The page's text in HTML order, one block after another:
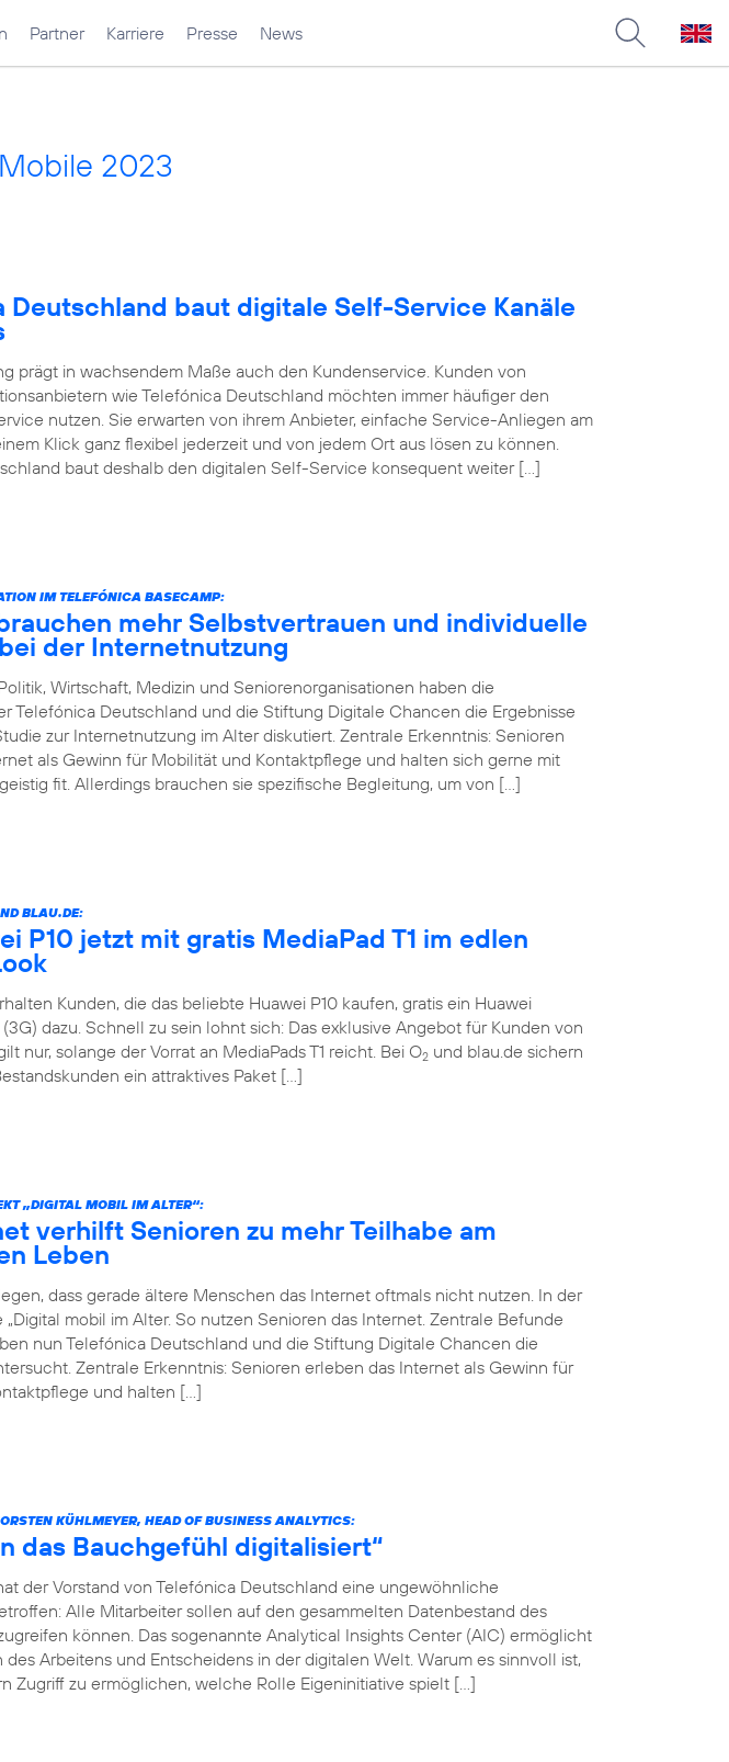
Partner Karriere Presse News
2023
Deutschland baut digitale Self-Service Kanäle
prägt in wachsendem Maße auch den Kundenservice. Kunden von
wie Telefónica Deutschland möchten immer häufiger den
nutzen. Sie erwarten von ihrem Anbieter, einfache Service-Anliegen am
Klick ganz flexibel jederzeit und von jedem Ort aus lösen zu können.
baut deshalb den digitalen Self-Service konsequent weiter […]
IM TELEFÓNICA BASECAMP:
mehr Selbstvertrauen und individuelle
der Internetnutzung
Wirtschaft, Medizin und Seniorenorganisationen haben die
Telefónica Deutschland und die Stiftung Digitale Chancen die Ergebnisse
zur Internetnutzung im Alter diskutiert. Zentrale Erkenntnis: Senioren
als Gewinn für Mobilität und Kontaktpflege und halten sich gerne mit
fit. Allerdings brauchen sie spezifische Begleitung, um von […]
BLAU.DE:
P10 jetzt mit gratis MediaPad T1 im edlen
Kunden, die das beliebte Huawei P10 kaufen, gratis ein Huawei
(3G) dazu. Schnell zu sein lohnt sich: Das exklusive Angebot für Kunden von
nur, solange der Vorrat an MediaPads T1 reicht. Bei O2 und blau.de sichern
ein attraktives Paket […]
„DIGITAL MOBIL IM ALTER“:
verhilft Senioren zu mehr Teilhabe am
Leben
dass gerade ältere Menschen das Internet oftmals nicht nutzen. In der
mobil im Alter. So nutzen Senioren das Internet. Zentrale Befunde
nun Telefónica Deutschland und die Stiftung Digitale Chancen die
Zentrale Erkenntnis: Senioren erleben das Internet als Gewinn für
und halten […]
KÜHLMEYER, HEAD OF BUSINESS ANALYTICS:
das Bauchgefühl digitalisiert“
der Vorstand von Telefónica Deutschland eine ungewöhnliche
Alle Mitarbeiter sollen auf den gesammelten Datenbestand des
können. Das sogenannte Analytical Insights Center (AIC) ermöglicht
des Arbeitens und Entscheidens in der digitalen Welt. Warum es sinnvoll ist,
Zugriff zu ermöglichen, welche Rolle Eigeninitiative spielt […]